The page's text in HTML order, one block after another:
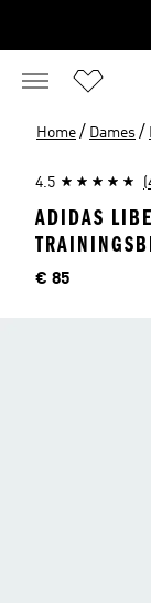
Home / Dames /
4.5
ADIDAS
Price
€ 85